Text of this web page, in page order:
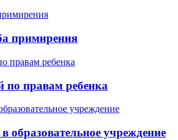
примирения
правам ребенка
образовательное учреждение